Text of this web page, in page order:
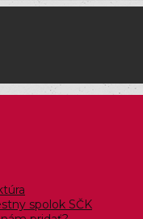
spolok SČK